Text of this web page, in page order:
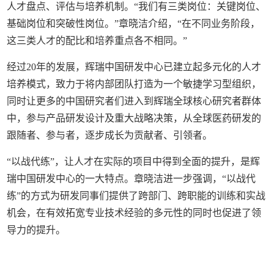
人才盘点、评估与培养机制。“我们有三类岗位：关键岗位、
基础岗位和突破性岗位。”章晓洁介绍，“在不同业务阶段，
这三类人才的配比和培养重点各不相同。”
经过20年的发展，辉瑞中国研发中心已建立起多元化的人才
培养模式，致力于将内部团队打造为一个敏捷学习型组织，
同时让更多的中国研究者们进入到辉瑞全球核心研究者群体
中，参与产品研发设计及重大战略决策，从全球医药研发的
跟随者、参与者，逐步成长为贡献者、引领者。
“以战代练”，让人才在实际的项目中得到全面的提升，是辉
瑞中国研发中心的一大特点。章晓洁进一步强调，“以战代
练”的方式为研发同事们提供了跨部门、跨职能的训练和实战
机会，在有效拓宽专业技术经验的多元性的同时也促进了领
导力的提升。